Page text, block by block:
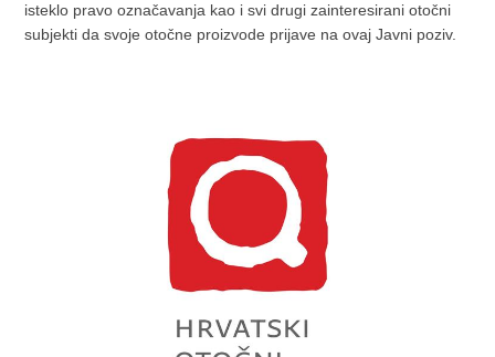
isteklo pravo označavanja kao i svi drugi zainteresirani otočni
subjekti da svoje otočne proizvode prijave na ovaj Javni poziv.